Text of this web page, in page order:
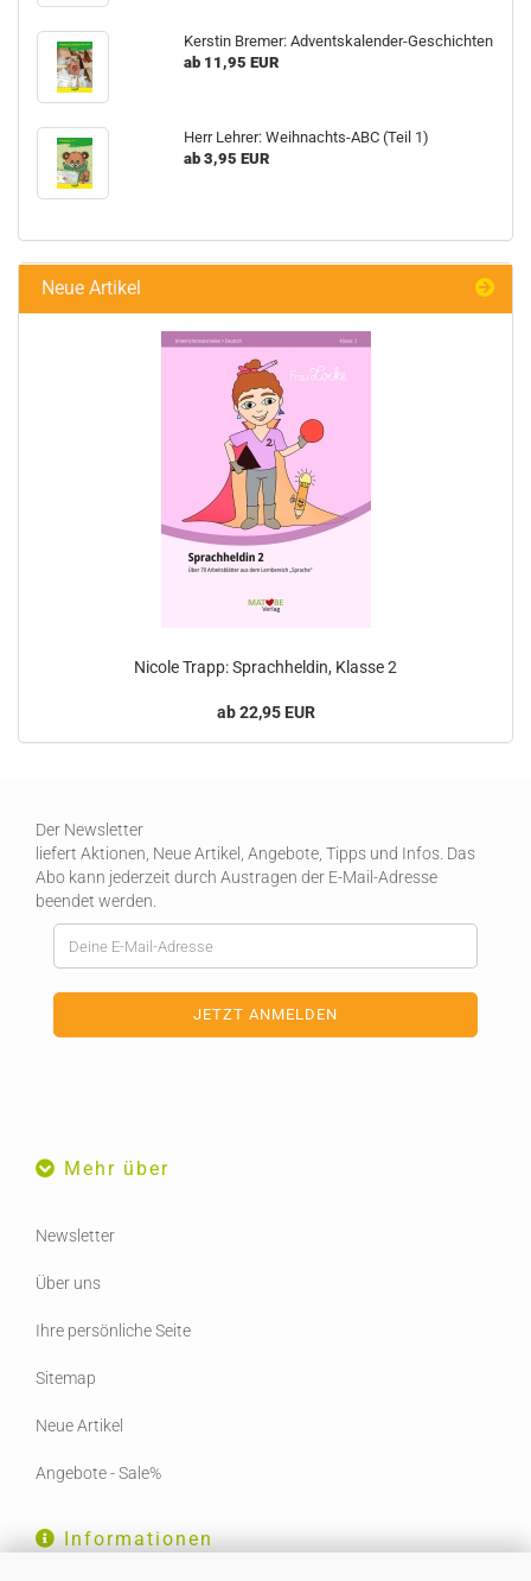
Kerstin Bremer: Adventskalender-Geschichten
ab 11,95 EUR
Herr Lehrer: Weihnachts-ABC (Teil 1)
ab 3,95 EUR
Neue Artikel
Nicole Trapp: Sprachheldin, Klasse 2
ab 22,95 EUR
Der Newsletter
liefert Aktionen, Neue Artikel, Angebote, Tipps und Infos. Das
Abo kann jederzeit durch Austragen der E-Mail-Adresse
beendet werden.
Mehr über
Newsletter
Über uns
Ihre persönliche Seite
Sitemap
Neue Artikel
Angebote - Sale%
Informationen